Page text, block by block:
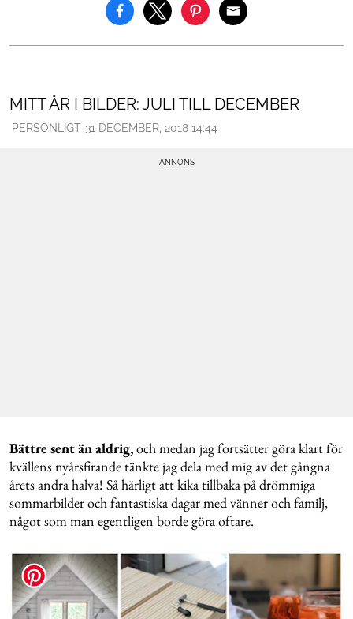
MITT ÅR I BILDER: JULI TILL DECEMBER
PERSONLIGT 31 DECEMBER, 2018 14:44
Bättre sent än aldrig,och medan jag fortsätter göra klart för
kvällens nyårsfirande tänkte jag dela med mig av det gångna
årets andra halva! Så härligt att kika tillbaka på drömmiga
sommarbilder och fantastiska dagar med vänner och familj,
något som man egentligen borde göra oftare.